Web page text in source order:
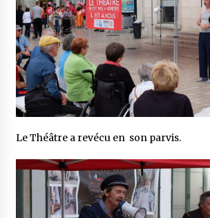
Le Théâtre a revécu en son parvis.